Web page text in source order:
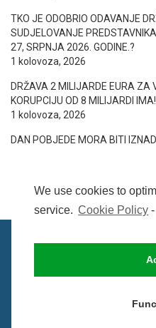
We use cookies to
service. Cookie Policy -
TKO JE ODOBRIO ODAVANJE
SUDJELOVANJE
27, SRPNJA 2026. GODINE.?
1 kolovoza, 2026
DRŽAVA 2 MILIJARDE EURA ZA
KORUPCIJU OD 8 MILIJARDI
1 kolovoza, 2026
DAN POBJEDE MORA BITI IZNAD